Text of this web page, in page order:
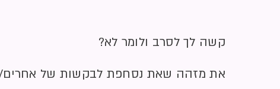
קשה לך לסרב ולומר לא?
את מזהה שאת נסחפת לבקשות של אחרים/